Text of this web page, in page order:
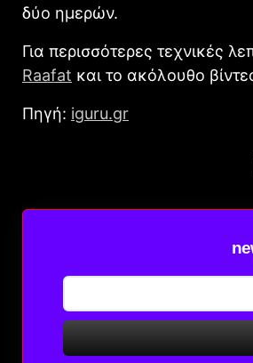
δύο ημερών.
Για περισσότερες τεχνικές
Raafat και το ακόλουθο
Πηγή: iguru.gr